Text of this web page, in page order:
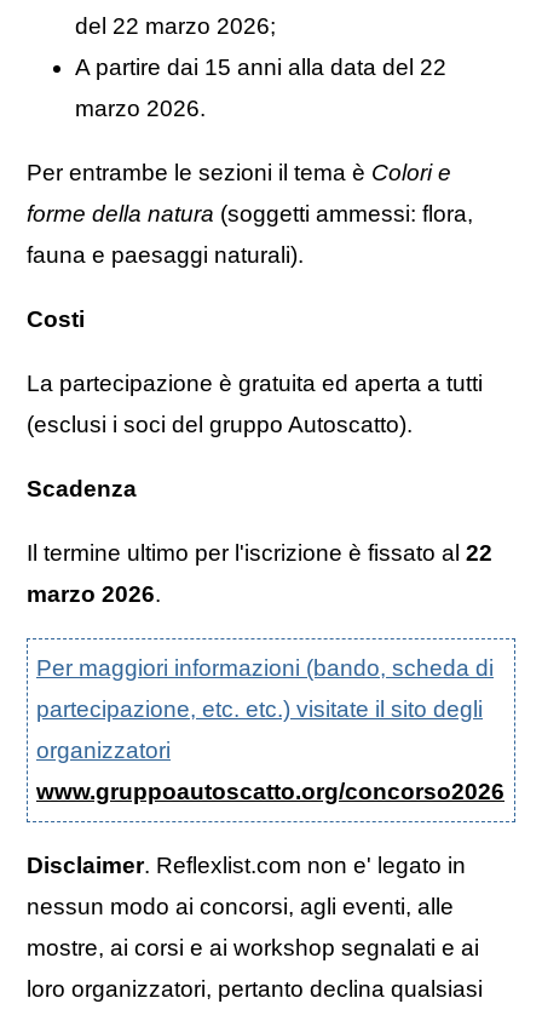
del 22 marzo 2026;
A partire dai 15 anni alla data del 22
marzo 2026.
Per entrambe le sezioni il tema è Colori e
forme della natura (soggetti ammessi: flora,
fauna e paesaggi naturali).
Costi
La partecipazione è gratuita ed aperta a tutti
(esclusi i soci del gruppo Autoscatto).
Scadenza
Il termine ultimo per l'iscrizione è fissato al 22
marzo 2026.
Per maggiori informazioni (bando, scheda di
partecipazione, etc. etc.) visitate il sito degli
organizzatori
www.gruppoautoscatto.org/concorso2026
Disclaimer. Reflexlist.com non e' legato in
nessun modo ai concorsi, agli eventi, alle
mostre, ai corsi e ai workshop segnalati e ai
loro organizzatori, pertanto declina qualsiasi